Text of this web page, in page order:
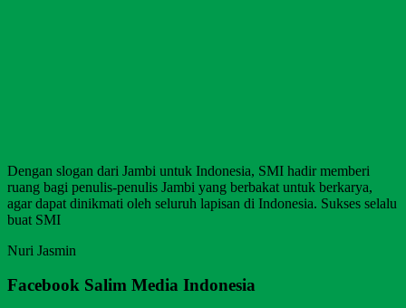
Dengan slogan dari Jambi untuk Indonesia, SMI hadir memberi
ruang bagi penulis-penulis Jambi yang berbakat untuk berkarya,
agar dapat dinikmati oleh seluruh lapisan di Indonesia. Sukses selalu
buat SMI
Nuri Jasmin
Facebook Salim Media Indonesia